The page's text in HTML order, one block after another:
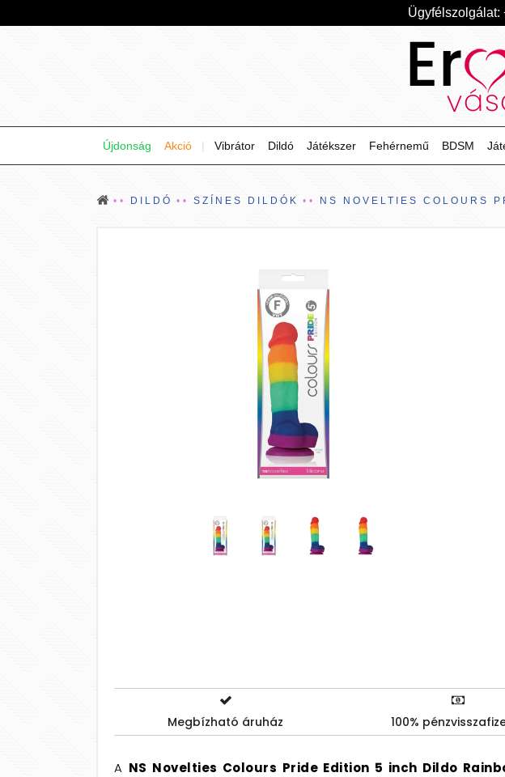
Ügyfélszolgálat:
Újdonság Akció | Vibrátor Dildó Játékszer Fehérnemű BDSM
DILDÓ SZÍNES DILDÓK NS NOVELTIES COLOURS
Megbízható áruház 100%
A NS Novelties Colours Pride Edition 5 inch Dildo